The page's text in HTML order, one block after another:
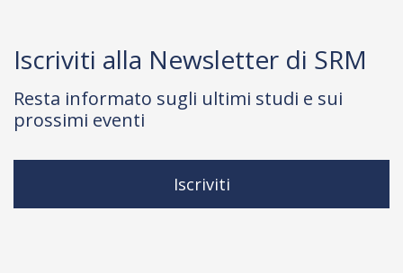
Iscriviti alla Newsletter di SRM
Resta informato sugli ultimi studi e sui
prossimi eventi
Iscriviti